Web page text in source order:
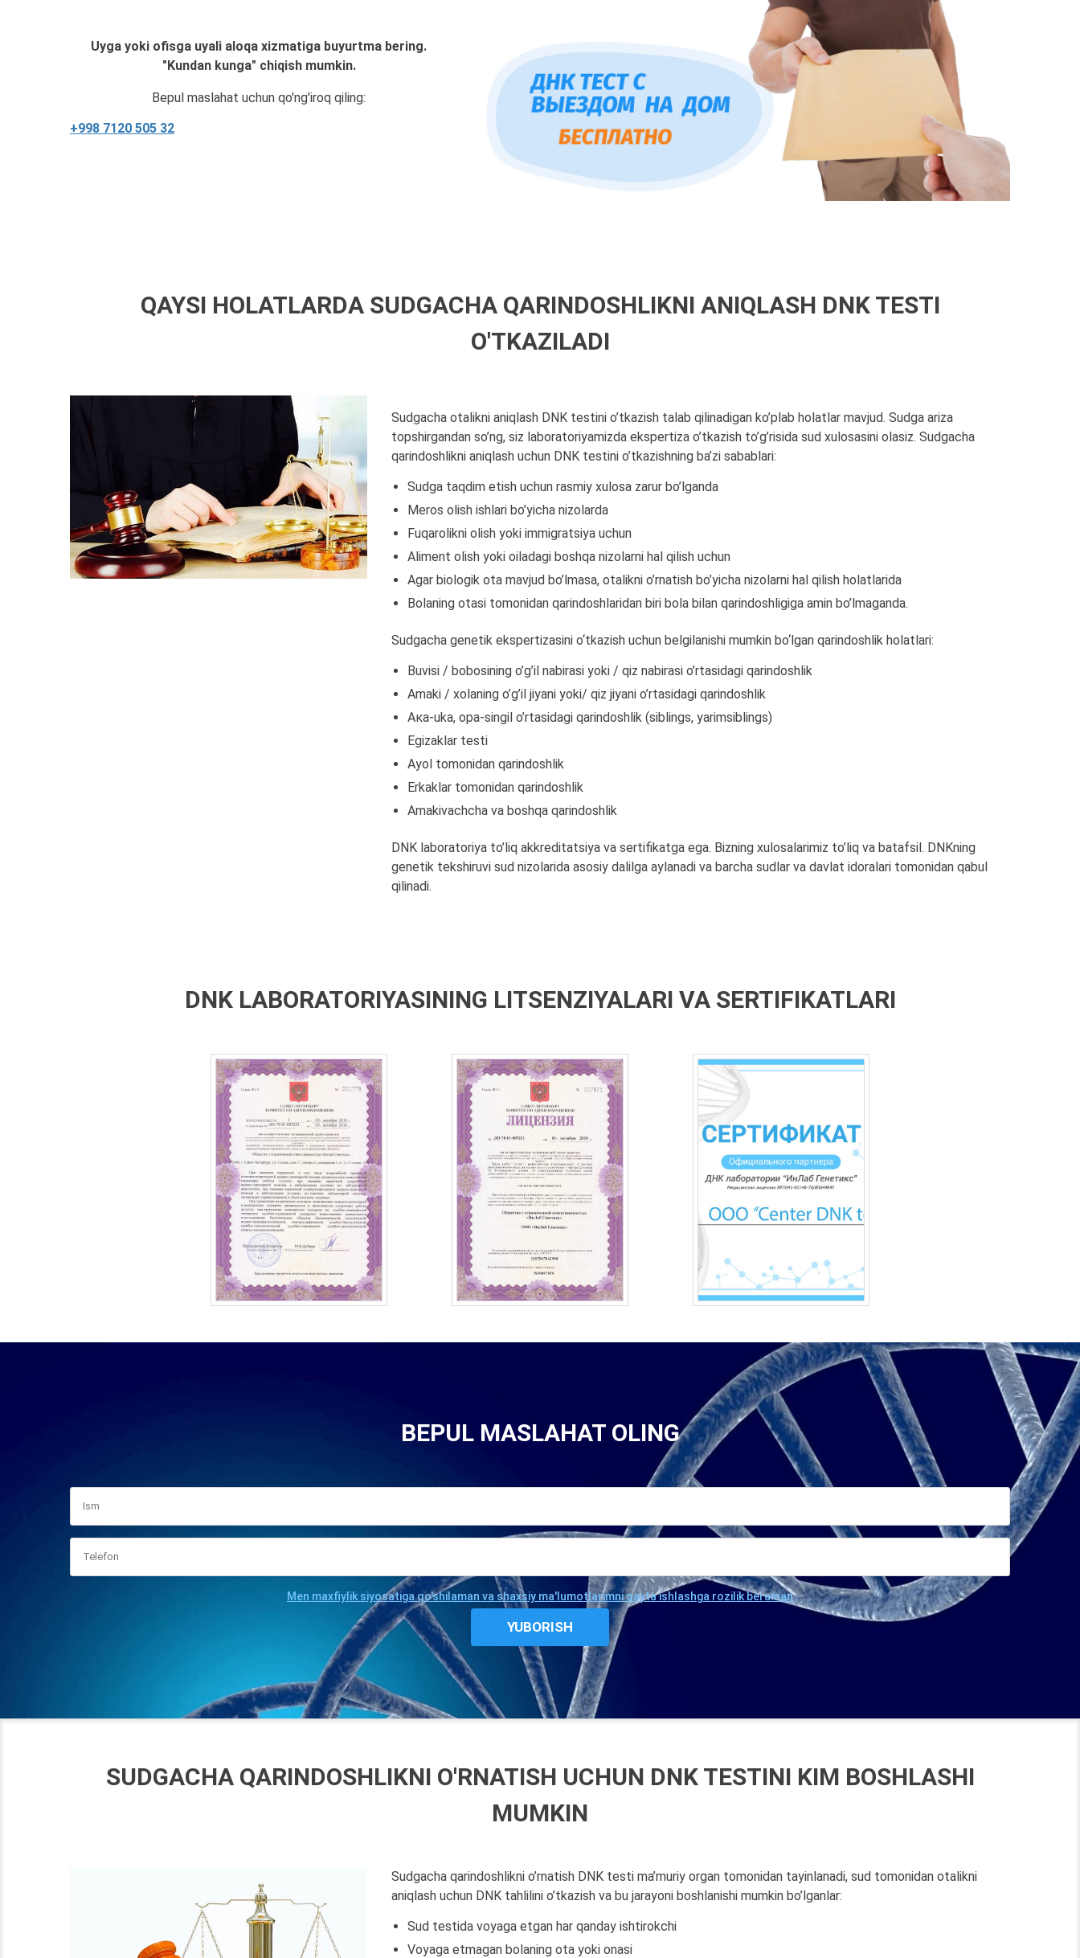
Uyga yoki ofisga uyali aloqa xizmatiga buyurtma bering.
"Kundan kunga" chiqish mumkin.
Bepul maslahat uchun qo'ng'iroq qiling:
+998 7120 505 32
QAYSI HOLATLARDA SUDGACHA QARINDOSHLIKNI ANIQLASH DNK TESTI
O'TKAZILADI
Sudgacha otalikni aniqlash DNK testini o’tkazish talab qilinadigan ko’plab holatlar mavjud. Sudga ariza
topshirgandan so’ng, siz laboratoriyamizda ekspertiza o’tkazish to’g’risida sud xulosasini olasiz. Sudgacha
qarindoshlikni aniqlash uchun DNK testini o’tkazishning ba’zi sabablari:
Sudga taqdim etish uchun rasmiy xulosa zarur bo’lganda
Meros olish ishlari bo’yicha nizolarda
Fuqarolikni olish yoki immigratsiya uchun
Aliment olish yoki oiladagi boshqa nizolarni hal qilish uchun
Agar biologik ota mavjud bo’lmasa, otalikni o’rnatish bo’yicha nizolarni hal qilish holatlarida
Bolaning otasi tomonidan qarindoshlaridan biri bola bilan qarindoshligiga amin bo’lmaganda.
Sudgacha genetik ekspertizasini o‘tkazish uchun belgilanishi mumkin bo‘lgan qarindoshlik holatlari:
Buvisi / bobosining o’g’il nabirasi yoki / qiz nabirasi o’rtasidagi qarindoshlik
Amaki / xolaning o’g’il jiyani yoki/ qiz jiyani o’rtasidagi qarindoshlik
Aка-uka, opa-singil o’rtasidagi qarindoshlik (siblings, yarimsiblings)
Egizaklar testi
Ayol tomonidan qarindoshlik
Erkaklar tomonidan qarindoshlik
Amakivachcha va boshqa qarindoshlik
DNK laboratoriya to’liq akkreditatsiya va sertifikatga ega. Bizning xulosalarimiz to’liq va batafsil. DNKning
genetik tekshiruvi sud nizolarida asosiy dalilga aylanadi va barcha sudlar va davlat idoralari tomonidan qabul
qilinadi.
DNK LABORATORIYASINING LITSENZIYALARI VA SERTIFIKATLARI
BEPUL MASLAHAT OLING
Men maxfiylik siyosatiga qo'shilaman va shaxsiy ma'lumotlarimni qayta ishlashga rozilik beraman
SUDGACHA QARINDOSHLIKNI O'RNATISH UCHUN DNK TESTINI KIM BOSHLASHI
MUMKIN
Sudgacha qarindoshlikni o’rnatish DNK testi ma’muriy organ tomonidan tayinlanadi, sud tomonidan otalikni
aniqlash uchun DNK tahlilini o’tkazish va bu jarayoni boshlanishi mumkin bo’lganlar:
Sud testida voyaga etgan har qanday ishtirokchi
Voyaga etmagan bolaning ota yoki onasi